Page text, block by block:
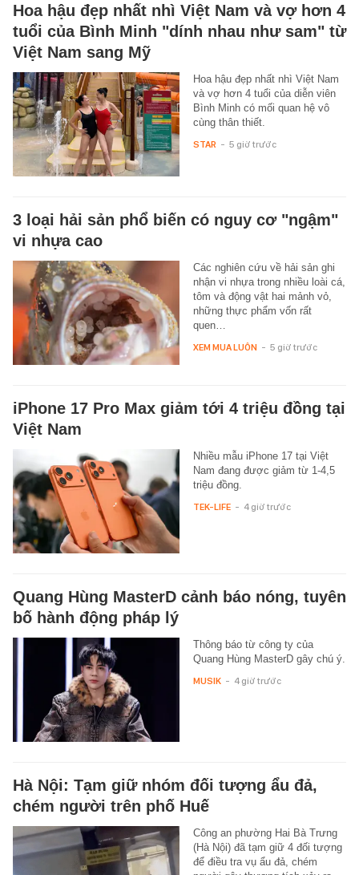
Hoa hậu đẹp nhất nhì Việt Nam và vợ hơn 4
tuổi của Bình Minh "dính nhau như sam" từ
Việt Nam sang Mỹ
Hoa hậu đẹp nhất nhì Việt Nam
và vợ hơn 4 tuổi của diễn viên
Bình Minh có mối quan hệ vô
cùng thân thiết.
STAR - 5 giờ trước
3 loại hải sản phổ biến có nguy cơ "ngậm"
vi nhựa cao
Các nghiên cứu về hải sản ghi
nhận vi nhựa trong nhiều loài cá,
tôm và động vật hai mảnh vỏ,
những thực phẩm vốn rất
quen…
XEM MUA LUÔN - 5 giờ trước
iPhone 17 Pro Max giảm tới 4 triệu đồng tại
Việt Nam
Nhiều mẫu iPhone 17 tại Việt
Nam đang được giảm từ 1-4,5
triệu đồng.
TEK-LIFE - 4 giờ trước
Quang Hùng MasterD cảnh báo nóng, tuyên
bố hành động pháp lý
Thông báo từ công ty của
Quang Hùng MasterD gây chú ý.
MUSIK - 4 giờ trước
Hà Nội: Tạm giữ nhóm đối tượng ẩu đả,
chém người trên phố Huế
Công an phường Hai Bà Trưng
(Hà Nội) đã tạm giữ 4 đối tượng
để điều tra vụ ẩu đả, chém